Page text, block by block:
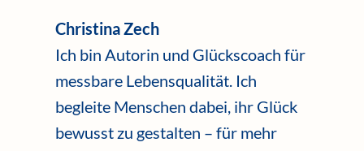
Christina Zech
Ich bin Autorin und Glückscoach für
messbare Lebensqualität. Ich
begleite Menschen dabei, ihr Glück
bewusst zu gestalten – für mehr